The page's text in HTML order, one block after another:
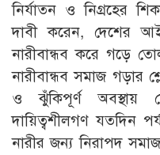
নির্যাতন ও নিগ্রহের
দাবী করেন, দেশের
নারীবান্ধব করে গড়ে
নারীবান্ধব সমাজ গড়ার
ও ঝুঁকিপূর্ণ অবস্থায়
দায়িত্বশীলগণ যতদিন
নারীর জন্য নিরাপদ